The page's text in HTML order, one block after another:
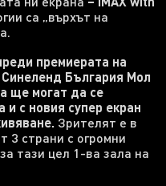
са „върхът на
премиерата на
Синеленд България Мол
ще могат да се
с новия супер екран
Зрителят е в
3 страни с огромни
тази цел 1-ва зала на